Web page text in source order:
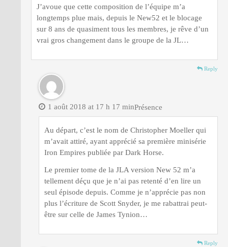
J’avoue que cette composition de l’équipe m’a
longtemps plue mais, depuis le New52 et le blocage
sur 8 ans de quasiment tous les membres, je rêve d’un
vrai gros changement dans le groupe de la JL…
Reply
Présence
1 août 2018 at 17 h 17 min
Au départ, c’est le nom de Christopher Moeller qui
m’avait attiré, ayant apprécié sa première minisérie
Iron Empires publiée par Dark Horse.
Le premier tome de la JLA version New 52 m’a
tellement déçu que je n’ai pas retenté d’en lire un
seul épisode depuis. Comme je n’apprécie pas non
plus l’écriture de Scott Snyder, je me rabattrai peut-
être sur celle de James Tynion…
Reply